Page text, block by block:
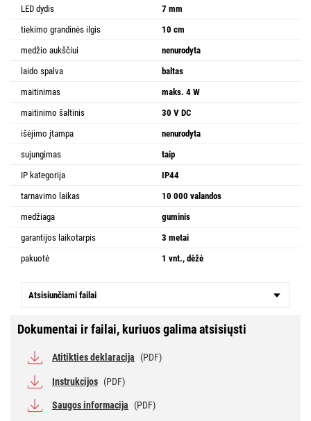
LED dydis
7 mm
tiekimo grandinės ilgis
10 cm
medžio aukščiui
nenurodyta
laido spalva
baltas
maitinimas
maks. 4 W
maitinimo šaltinis
30 V DC
išėjimo įtampa
nenurodyta
sujungimas
taip
IP kategorija
IP44
tarnavimo laikas
10 000 valandos
medžiaga
guminis
garantijos laikotarpis
3 metai
pakuotė
1 vnt., dėžė
Atsisiunčiami failai
Dokumentai ir failai, kuriuos galima atsisiųsti
Atitikties deklaracija (PDF)
Instrukcijos (PDF)
Saugos informacija (PDF)